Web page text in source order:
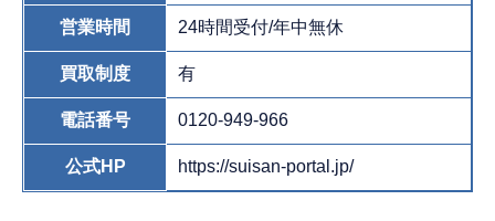
営業時間 24時間受付/年中無休
買取制度 有
電話番号 0120-949-966
公式HP https://suisan-portal.jp/